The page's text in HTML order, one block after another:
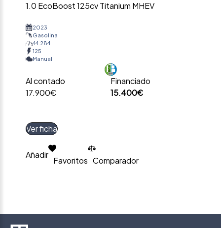
1.0 EcoBoost 125cv Titanium MHEV
2023
Gasolina
44.284
125
Manual
Al contado
17.900€
Financiado
15.400€
Ver ficha
Añadir
Favoritos Comparador